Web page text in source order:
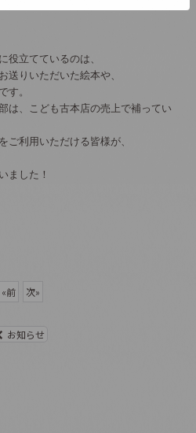
役立てているのは、
送りいただいた絵本や、
す。
は、こども古本店の売上で補ってい
ご利用いただける皆様が、
ました！
«前 次»
お知らせ